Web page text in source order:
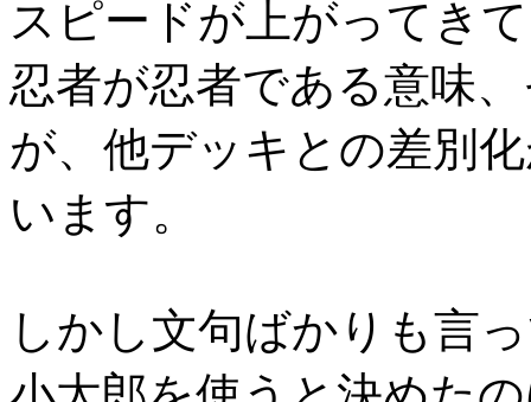
スピードが上がってき
忍者が忍者である意味
が、他デッキとの差別
います。
しかし文句ばかりも言